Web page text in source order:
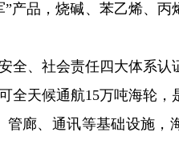
产品，烧碱、苯乙烯、丙
全、社会责任四大体系认
天候通航15万吨海轮，
廊、通讯等基础设施，